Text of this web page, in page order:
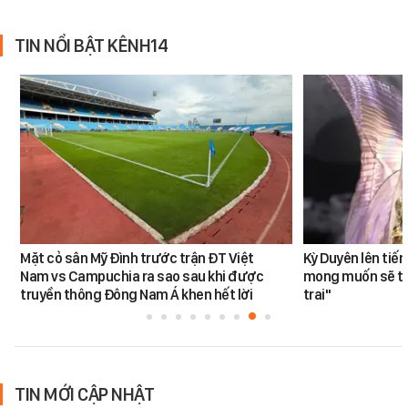
TIN NỔI BẬT KÊNH14
Mặt cỏ sân Mỹ Đình trước trận ĐT Việt
Nam vs Campuchia ra sao sau khi được
truyền thông Đông Nam Á khen hết lời
Kỳ Duyên lên
mong muốn sẽ
trai"
TIN MỚI CẬP NHẬT